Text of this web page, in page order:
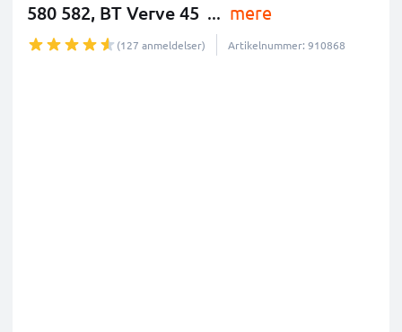
580 582, BT Verve 45 ... mere
(127 anmeldelser) Artikelnummer: 910868